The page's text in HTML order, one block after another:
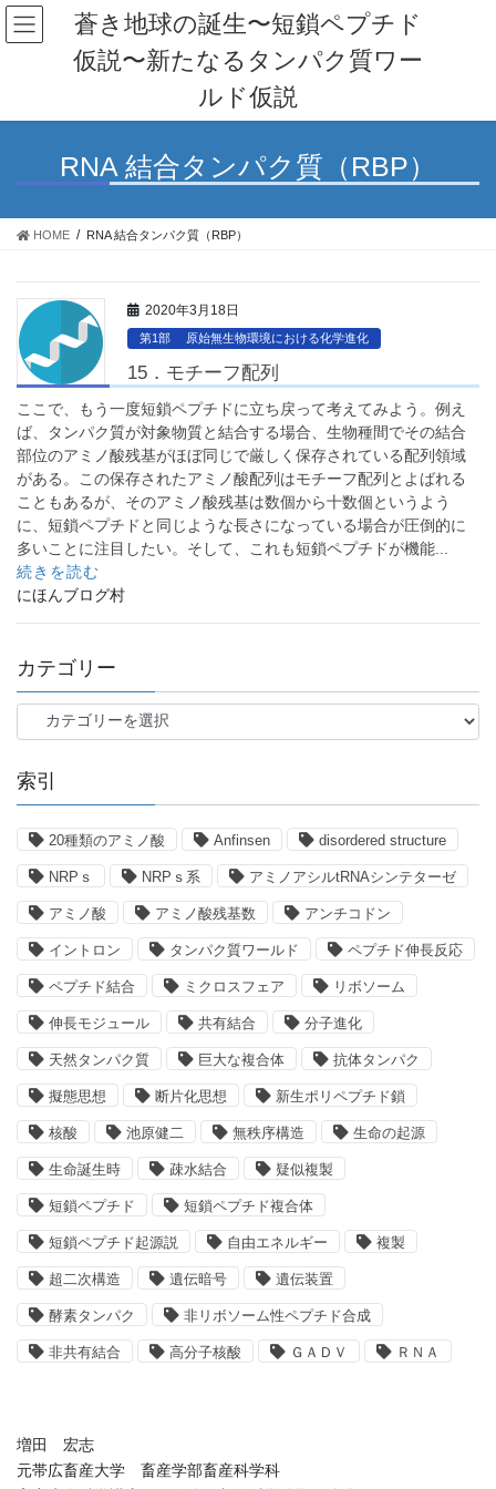
コ
ン
へ
プ
ナ
ビ
ョ
動
蒼き地球の誕生〜短鎖ペプチド
仮説〜新たなるタンパク質ワー
ルド仮説
RNA 結合タンパク質（RBP）
HOME RNA 結合タンパク質（RBP）
2020年3月18日
第1部 原始無生物環境における化学進化
15．モチーフ配列
ここで、もう一度短鎖ペプチドに立ち戻って考えてみよう。例え
ば、タンパク質が対象物質と結合する場合、生物種間でその結合
部位のアミノ酸残基がほぼ同じで厳しく保存されている配列領域
がある。この保存されたアミノ酸配列はモチーフ配列とよばれる
こともあるが、そのアミノ酸残基は数個から十数個というよう
に、短鎖ペプチドと同じような長さになっている場合が圧倒的に
多いことに注目したい。そして、これも短鎖ペプチドが機能...
続きを読む
にほんブログ村
カテゴリー
テ
リ
ー
索引
20種類のアミノ酸 Anfinsen disordered structure
NRPｓ NRPｓ系 アミノアシルtRNAシンテターゼ
アミノ酸 アミノ酸残基数 アンチコドン
イントロン タンパク質ワールド ペプチド伸長反応
ペプチド結合 ミクロスフェア リボソーム
伸長モジュール 共有結合 分子進化
天然タンパク質 巨大な複合体 抗体タンパク
擬態思想 断片化思想 新生ポリペプチド鎖
核酸 池原健二 無秩序構造 生命の起源
生命誕生時 疎水結合 疑似複製
短鎖ペプチド 短鎖ペプチド複合体
短鎖ペプチド起源説 自由エネルギー 複製
超二次構造 遺伝暗号 遺伝装置
酵素タンパク 非リボソーム性ペプチド合成
非共有結合 高分子核酸 ＧＡＤＶ ＲＮＡ
増田 宏志
元帯広畜産大学 畜産学部畜産科学科